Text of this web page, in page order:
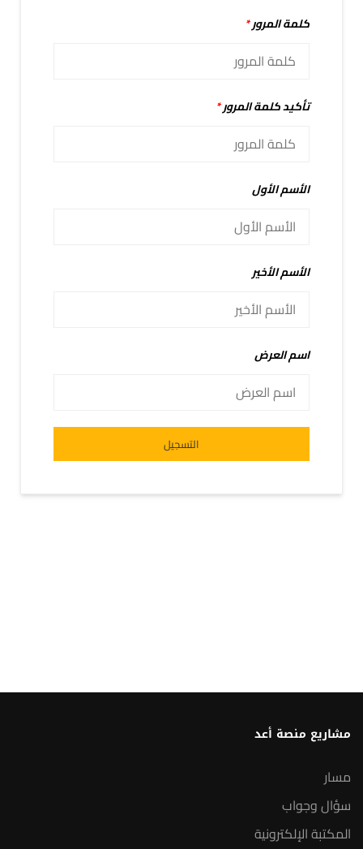
كلمة المرور*
تأكيد كلمة المرور*
الأسم الأول
الأسم الأخير
اسم العرض
التسجيل
مشاريع منصة أعد
مسار
سؤال وجواب
المكتبة الإلكترونية